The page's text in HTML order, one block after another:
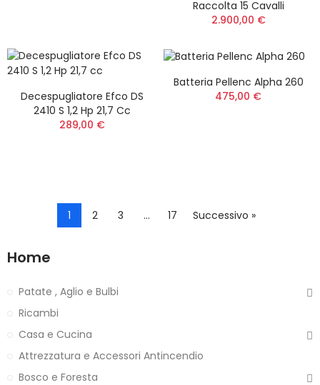
Raccolta 15 Cavalli
2.900,00 €
Decespugliatore Efco DS
2410 S 1,2 Hp 21,7 Cc
289,00 €
Batteria Pellenc Alpha 260
475,00 €
1 2 3 … 17 Successivo »
Home
Patate , Aglio e Bulbi
Ricambi
Casa e Cucina
Attrezzatura e Accessori Antincendio
Bosco e Foresta